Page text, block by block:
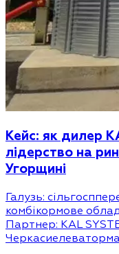
Кейс: як дилер
лідерство на
Угорщині
Галузь:
комбікормове
Партнер: KAL